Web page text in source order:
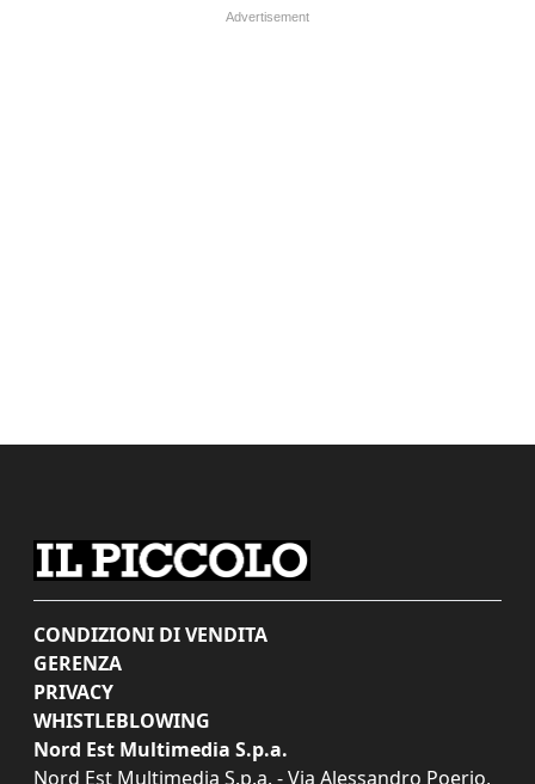
CONDIZIONI DI VENDITA
GERENZA
PRIVACY
WHISTLEBLOWING
Nord Est Multimedia S.p.a.
Nord Est Multimedia S.p.a. - Via Alessandro Poerio,